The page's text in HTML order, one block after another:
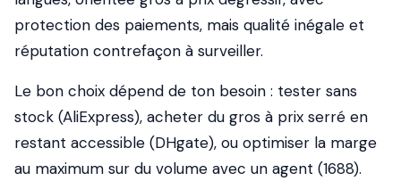
protection des paiements, mais qualité inégale et
réputation contrefaçon à surveiller.
Le bon choix dépend de ton besoin : tester sans
stock (AliExpress), acheter du gros à prix serré en
restant accessible (DHgate), ou optimiser la marge
au maximum sur du volume avec un agent (1688).